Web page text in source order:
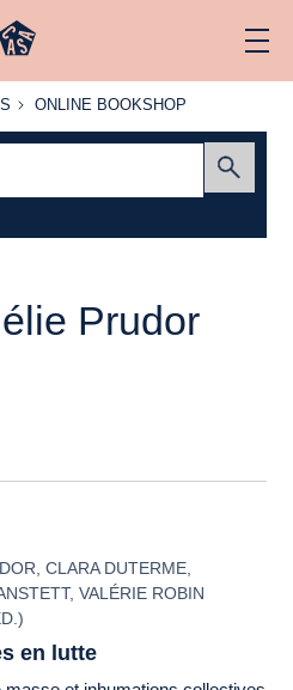
ONLINE
ONLINE BOOKSHOP
Prudor
,CLARA DUTERME
,VALÉRIE ROBIN
en lutte